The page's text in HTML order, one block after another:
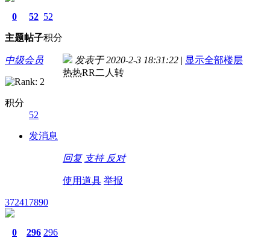
0
主题
52
帖子
52
积分
中级会员
积分
52
发消息
发表于 2020-2-3 18:31:22 | 显示全部楼层
热热RR二人转
回复 支持 反对
使用道具 举报
372417890
0 296 296